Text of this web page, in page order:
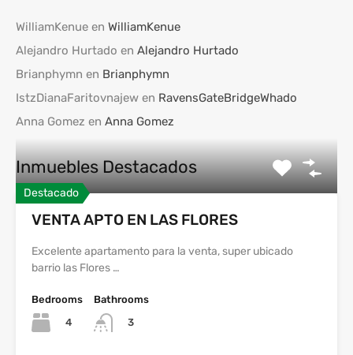
WilliamKenue en WilliamKenue
Alejandro Hurtado en Alejandro Hurtado
Brianphymn en Brianphymn
IstzDianaFaritovnajew en RavensGateBridgeWhado
Anna Gomez en Anna Gomez
Inmuebles Destacados
Destacado
VENTA APTO EN LAS FLORES
Excelente apartamento para la venta, super ubicado
barrio las Flores …
Bedrooms
4
Bathrooms
3